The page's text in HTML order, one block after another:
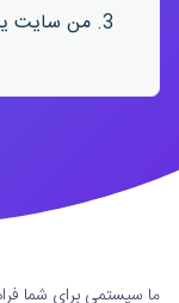
3. من سایت
ما سیستمی برای شما